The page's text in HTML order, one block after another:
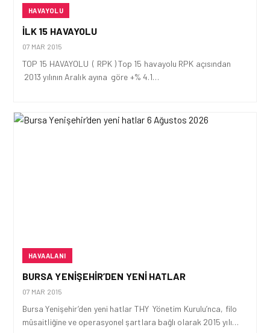
HAVAYOLU
İLK 15 HAVAYOLU
07 MAR 2015
TOP 15 HAVAYOLU ( RPK ) Top 15 havayolu RPK açısından
2013 yılının Aralık ayına göre +% 4.1…
HAVAALANI
BURSA YENIŞEHIR’DEN YENI HATLAR
07 MAR 2015
Bursa Yenişehir’den yeni hatlar THY Yönetim Kurulu’nca, filo
müsaitliğine ve operasyonel şartlara bağlı olarak 2015 yılı…